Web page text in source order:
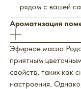
рядом с вашей
Ароматизация
Эфирное масло
приятным
свойств, таких как
настроения.